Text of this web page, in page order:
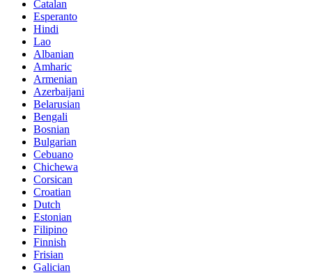
Catalan
Esperanto
Hindi
Lao
Albanian
Amharic
Armenian
Azerbaijani
Belarusian
Bengali
Bosnian
Bulgarian
Cebuano
Chichewa
Corsican
Croatian
Dutch
Estonian
Filipino
Finnish
Frisian
Galician